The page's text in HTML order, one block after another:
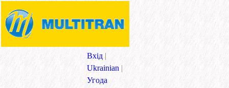
Вхід |
Ukrainian |
Угода